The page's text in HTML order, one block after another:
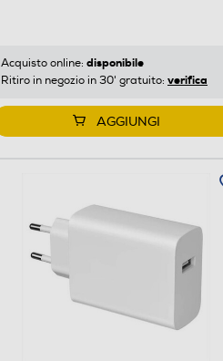
Acquisto online: disponibile
Ritiro in negozio in 30' gratuito: verifica
AGGIUNGI